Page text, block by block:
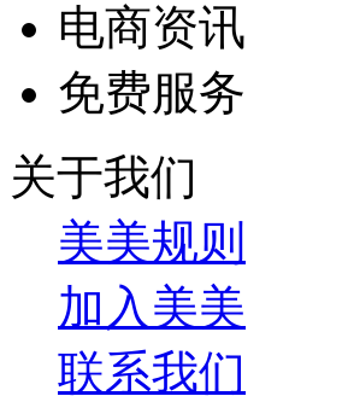
电商资讯
免费服务
关于我们
美美规则
加入美美
联系我们